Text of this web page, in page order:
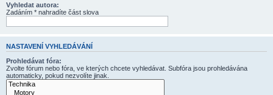
Vyhledat autora:
Zadáním * nahradíte část slova
NASTAVENÍ VYHLEDÁVÁNÍ
Prohledávat fóra:
Zvolte fórum nebo fóra, ve kterých chcete vyhledávat. Subfóra jsou prohledávána
automaticky, pokud nezvolíte jinak.